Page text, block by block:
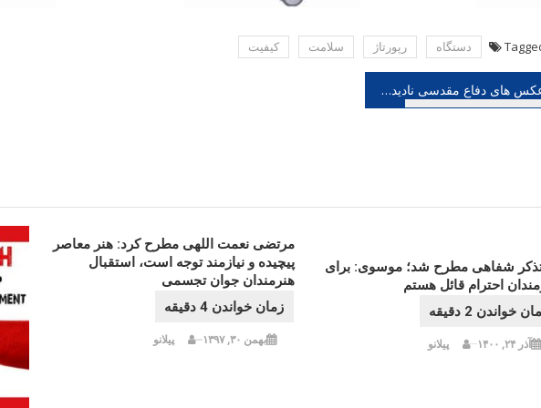
دستگاه رپورتاژ سلامت كیفیت
عکس های دفاع مقدسی نادیده به آرتیبیشن رسید
مرتضی نعمت اللهی مطرح کرد: هنر معاصر
پیچیده و نیازمند توجه است، استقبال
هنرمندان جوان تجسمی
بهمن ۳۰, ۱۳۹۷ پیلانو
شفاهی مطرح شد؛ موسوی: برای
احترام قائل هستم
آذر ۲۴, ۱۴۰۰ پیلانو